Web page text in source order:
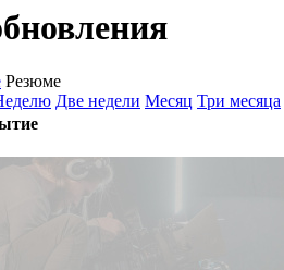
Резюме
Две недели Месяц Три месяца